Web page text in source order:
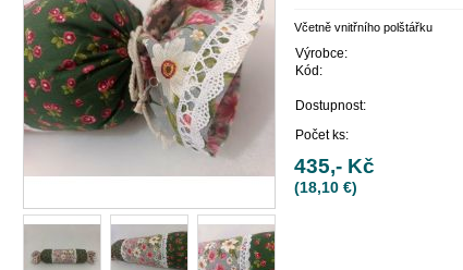
Včetně vnitřního polštářku
Výrobce:
Kód:
Dostupnost:
Počet ks:
435,- Kč
(18,10 €)